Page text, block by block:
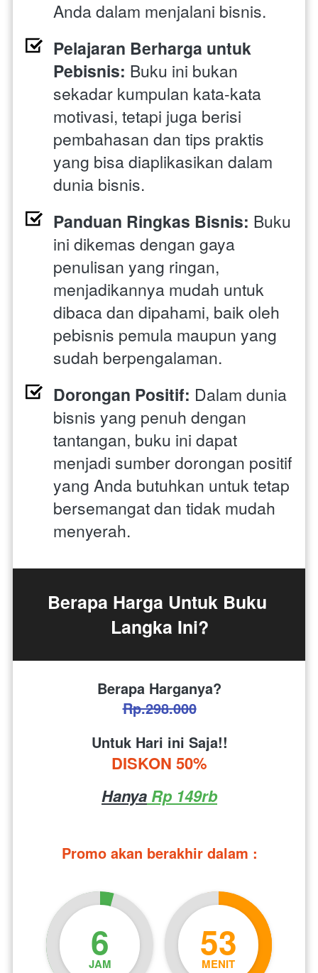
Anda dalam menjalani bisnis.
Pelajaran Berharga untuk
Pebisnis: Buku ini bukan
sekadar kumpulan kata-kata
motivasi, tetapi juga berisi
pembahasan dan tips praktis
yang bisa diaplikasikan dalam
dunia bisnis.
Panduan Ringkas Bisnis: Buku
ini dikemas dengan gaya
penulisan yang ringan,
menjadikannya mudah untuk
dibaca dan dipahami, baik oleh
pebisnis pemula maupun yang
sudah berpengalaman.
Dorongan Positif: Dalam dunia
bisnis yang penuh dengan
tantangan, buku ini dapat
menjadi sumber dorongan positif
yang Anda butuhkan untuk tetap
bersemangat dan tidak mudah
menyerah.
Berapa Harga Untuk Buku
Langka Ini?
Berapa Harganya?
Rp.298.000
Untuk Hari ini Saja!!
DISKON 50%
Hanya Rp 149rb
Promo akan berakhir dalam :
6
JAM 53
MENIT